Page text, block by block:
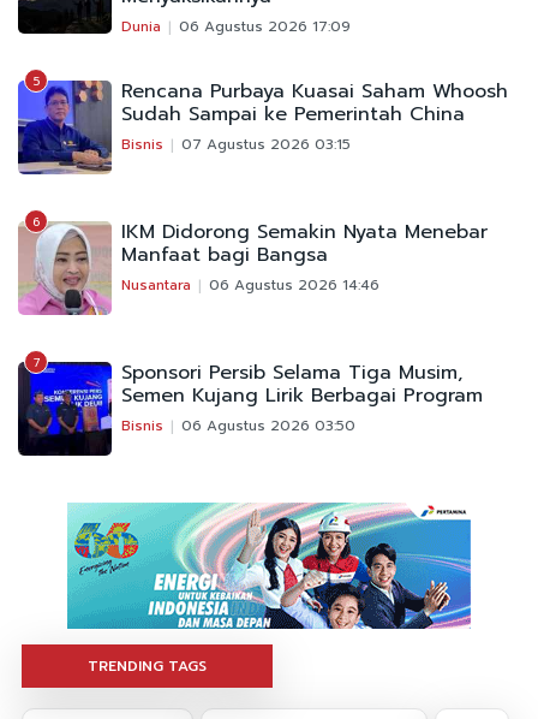
Dunia 06 Agustus 2026 17:09
5 Rencana Purbaya Kuasai Saham Whoosh
Sudah Sampai ke Pemerintah China
Bisnis 07 Agustus 2026 03:15
6 IKM Didorong Semakin Nyata Menebar
Manfaat bagi Bangsa
Nusantara 06 Agustus 2026 14:46
7 Sponsori Persib Selama Tiga Musim,
Semen Kujang Lirik Berbagai Program
Bisnis 06 Agustus 2026 03:50
TRENDING TAGS